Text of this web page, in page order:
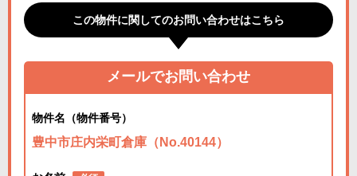
この物件に関してのお問い合わせはこちら
メールでお問い合わせ
物件名（物件番号）
豊中市庄内栄町倉庫（No.40144）